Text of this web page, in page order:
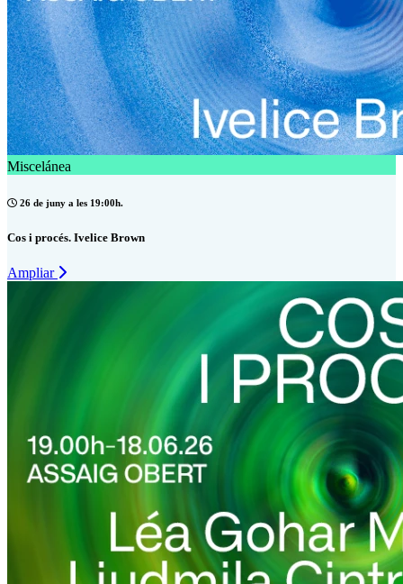
Miscelánea
26 de juny a les 19:00h.
Cos i procés. Ivelice Brown
Ampliar